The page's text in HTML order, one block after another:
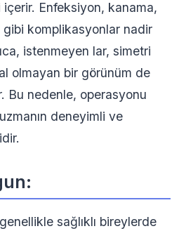
Enfeksiyon, kanama,
gibi komplikasyonlar nadir
istenmeyen lar, simetri
olmayan bir görünüm de
Bu nedenle, operasyonu
deneyimli ve
sağlıklı bireylerde